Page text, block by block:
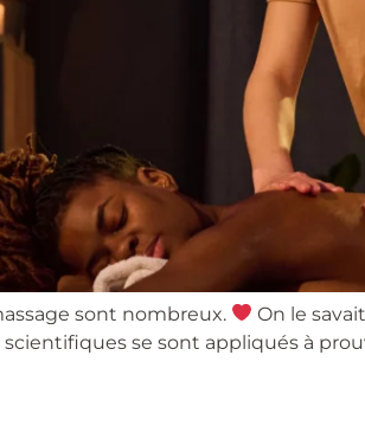
sont nombreux.
On le
se sont appliqués à